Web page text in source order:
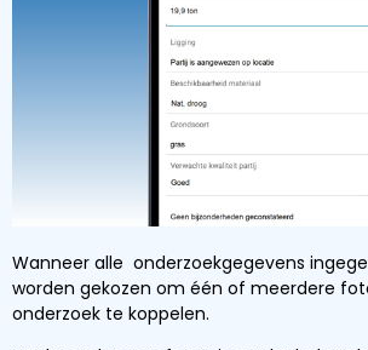
Wanneer alle onderzoekgegevens
worden gekozen om één of meerdere
onderzoek te koppelen.